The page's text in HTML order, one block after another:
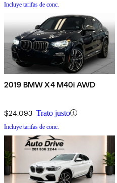
Incluye tarifas de conc.
2019 BMW X4 M40i AWD
$24,093 Trato justo
Incluye tarifas de conc.